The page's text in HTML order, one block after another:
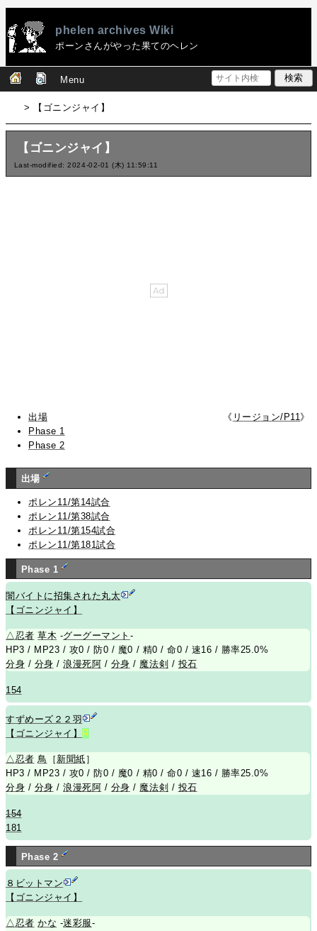
phelen archives Wiki
ポーンさんがやった果てのヘレン
Menu
> 【ゴニンジャイ】
【ゴニンジャイ】
Last-modified: 2024-02-01 (木) 11:59:11
出場
Phase 1
Phase 2
《 リージョン/P11 》
出場
ポレン11/第14試合
ポレン11/第38試合
ポレン11/第154試合
ポレン11/第181試合
Phase 1
闇バイトに招集された丸太
【ゴニンジャイ】
△忍者 草木 -グーグーマント -
HP3 / MP23 / 攻0 / 防0 / 魔0 / 精0 / 命0 / 速16 / 勝率25.0%
分身 / 分身 /浪漫死阿 / 分身 / 魔法剣 / 投石
154
すずめーズ２２羽
【ゴニンジャイ】
R
△忍者 鳥 ［ 新聞紙 ］
HP3 / MP23 / 攻0 / 防0 / 魔0 / 精0 / 命0 / 速16 / 勝率25.0%
分身 / 分身 /浪漫死阿 / 分身 / 魔法剣 / 投石
154
181
Phase 2
８ビットマン
【ゴニンジャイ】
△忍者 かな -迷彩服-